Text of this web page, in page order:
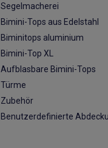
Segelmacherei
Bimini-Tops aus Edelstahl
Biminitops aluminium
Bimini-Top XL
Aufblasbare Bimini-Tops
Türme
Zubehör
Benutzerdefinierte